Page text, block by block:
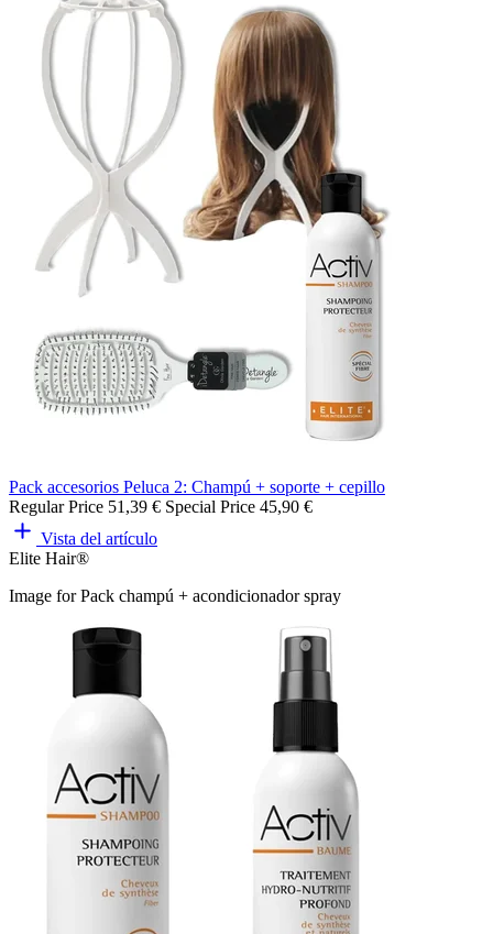
Pack accesorios Peluca 2: Champú + soporte + cepillo
Regular Price 51,39 € Special Price 45,90 €
Vista del artículo
Elite Hair®
Image for Pack champú + acondicionador spray